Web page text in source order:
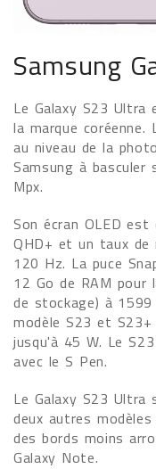
Samsung
Le Galaxy S23 Ultra
la marque coréenne.
au niveau de la
Samsung à basculer
Mpx.
Son écran OLED
QHD+ et un taux
120 Hz. La puce
12 Go de RAM pour
de stockage) à
modèle S23 et
jusqu'à 45 W. Le
avec le S Pen.
Le Galaxy S23 Ultra
deux autres
des bords moins
Galaxy Note.